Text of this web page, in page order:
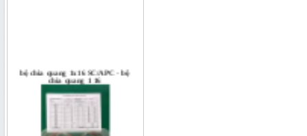
chia quang 1 16